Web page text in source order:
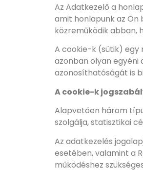
Az Adatkezelő a
amit honlapunk az Ön
közreműködik abban,
A cookie-k (sütik) egy
azonban olyan egyéni
azonosíthatóságát is
A cookie-k
Alapvetően három
szolgálja, statisztikai
Az adatkezelés
esetében, valamint a
működéshez